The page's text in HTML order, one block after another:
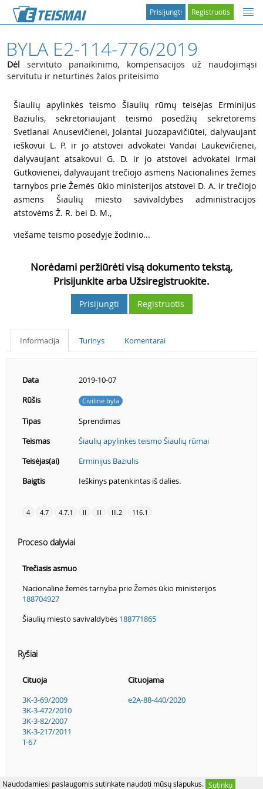
Naudodamiesi paslaugomis sutinkate naudoti mūsų slapukus. Sutinku
Registruotis
Prisijungti
BYLA E2-114-776/2019
Dėl servituto panaikinimo, kompensacijos už naudojimąsi
servitutu ir neturtinės žalos priteisimo
Šiaulių apylinkės teismo Šiaulių rūmų teisėjas Erminijus
Baziulis, sekretoriaujant teismo posėdžių sekretorėms
Svetlanai Anusevičienei, Jolantai Juozapavičiūtei, dalyvaujant
ieškovui L. P. ir jo atstovei advokatei Vandai Laukevičienei,
dalyvaujant atsakovui G. D. ir jo atstovei advokatei Irmai
Gutkovienei, dalyvaujant trečiojo asmens Nacionalinės žemės
tarnybos prie Žemės ūkio ministerijos atstovei D. A. ir trečiojo
asmens Šiaulių miesto savivaldybės administracijos
atstovėms Ž. R. bei D. M.,
viešame teismo posėdyje žodinio...
Norėdami peržiūrėti visą dokumento tekstą,
Prisijunkite arba Užsiregistruokite.
Prisijungti Registruotis
Informacija Turinys Komentarai
Data
2019-10-07
Rūšis
Civilinė byla
Tipas
Sprendimas
Teismas
Šiaulių apylinkės teismo Šiaulių rūmai
Teisėjas(ai)
Erminijus Baziulis
Baigtis
Ieškinys patenkintas iš dalies.
4 4.7 4.7.1 II III III.2 116.1
Proceso dalyviai
Trečiasis asmuo
Nacionalinė žemės tarnyba prie Žemės ūkio ministerijos
188704927
Šiaulių miesto savivaldybės 188771865
Ryšiai
Cituoja
Cituojama
3K-3-69/2009
3K-3-472/2010
3K-3-82/2007
3K-3-217/2011
T-67
e2A-88-440/2020